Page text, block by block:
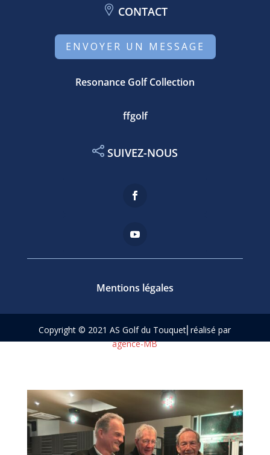
CONTACT
ENVOYER UN MESSAGE
Resonance Golf Collection
ffgolf
SUIVEZ-NOUS
Mentions légales
Copyright © 2021 AS Golf du Touquet⎢réalisé par
agence-MB